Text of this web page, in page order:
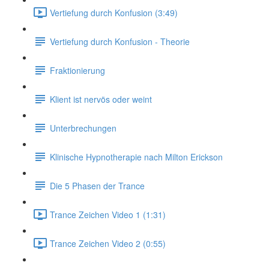
Vertiefung durch Konfusion (3:49)
Vertiefung durch Konfusion - Theorie
Fraktionierung
Klient ist nervös oder weint
Unterbrechungen
Klinische Hypnotherapie nach Milton Erickson
Die 5 Phasen der Trance
Trance Zeichen Video 1 (1:31)
Trance Zeichen Video 2 (0:55)